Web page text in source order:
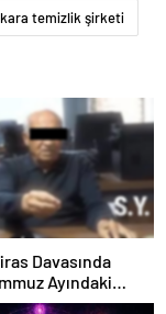
temizlik şirketi
Davasında
Ayındaki
Çevrildi